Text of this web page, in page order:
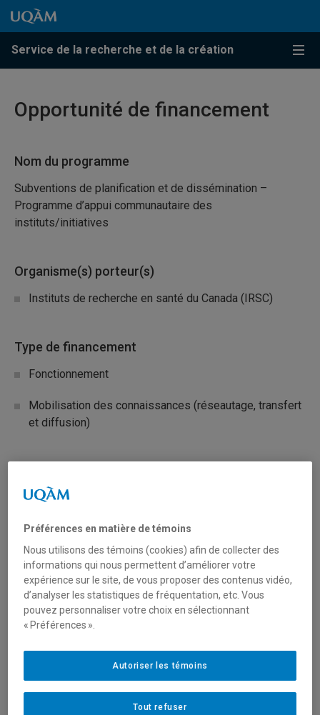
Passer au contenu
Accéder au menu principal
Accéder à la recherche
Passer au contenu
Accéder au menu principal
Service de la recherche et de la création
Menu
Opportunité de financement
Nom du programme
Subventions de planification et de dissémination –
Programme d’appui communautaire des
instituts/initiatives
Organisme(s) porteur(s)
Instituts de recherche en santé du Canada (IRSC)
Type de financement
Fonctionnement
Mobilisation des connaissances (réseautage, transfert
et diffusion)
Sciences liées à la santé
Description du programme
Objectifs de la possibilité de financement sont les
suivants :
Soutenir les activités de planification, l’établissement
mandat des IRSC;
Préférences en matière de témoins
Nous utilisons des témoins (cookies) afin de collecter des
informations qui nous permettent d’améliorer votre
expérience sur le site, de vous proposer des contenus vidéo,
d’analyser les statistiques de fréquentation, etc. Vous
pouvez personnaliser votre choix en sélectionnant
« Préférences ».
Tout refuser
Autoriser les témoins